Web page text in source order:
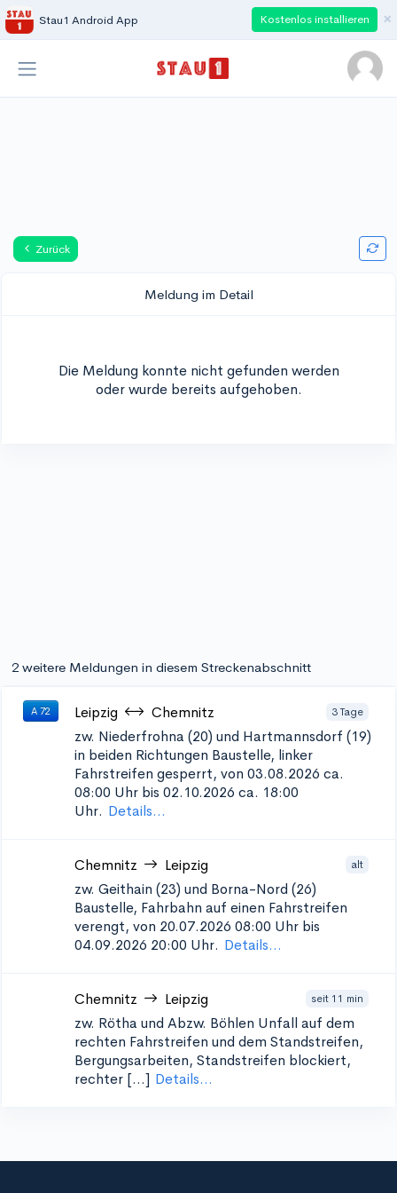
Stau1 Android App Kostenlos installieren ×
Zurück
Meldung im Detail
Die Meldung konnte nicht gefunden werden
oder wurde bereits aufgehoben.
2 weitere Meldungen in diesem Streckenabschnitt
A 72 Leipzig Chemnitz 3 Tage
zw. Niederfrohna (20) und Hartmannsdorf (19)
in beiden Richtungen Baustelle, linker
Fahrstreifen gesperrt, von 03.08.2026 ca.
08:00 Uhr bis 02.10.2026 ca. 18:00
Uhr. Details...
Chemnitz Leipzig alt
zw. Geithain (23) und Borna-Nord (26)
Baustelle, Fahrbahn auf einen Fahrstreifen
verengt, von 20.07.2026 08:00 Uhr bis
04.09.2026 20:00 Uhr. Details...
Chemnitz Leipzig seit 11 min
zw. Rötha und Abzw. Böhlen Unfall auf dem
rechten Fahrstreifen und dem Standstreifen,
Bergungsarbeiten, Standstreifen blockiert,
rechter [...] Details...